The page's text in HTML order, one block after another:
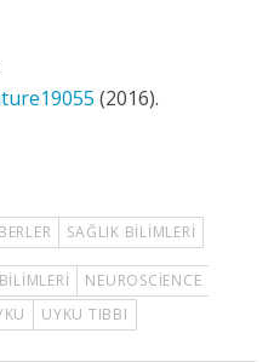
(2016).
SAĞLIK BILIMLERI
NEUROSCIENCE
UYKU TIBBI